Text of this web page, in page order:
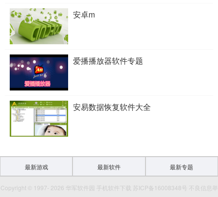
安卓m
爱播播放器软件专题
安易数据恢复软件大全
最新游戏 最新软件 最新专题
Copyright © 1997- 2026 华军软件园 手机软件下载 苏ICP备16008348号 不良信息举